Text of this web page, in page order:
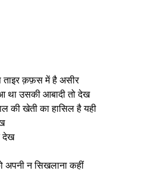
ताइर क़फ़स में है असीर
था उसकी आबादी तो देख
की खेती का हासिल है यही
देख
अपनी न सिखलाना कहीं